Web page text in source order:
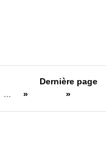
... »
Dernière page
»